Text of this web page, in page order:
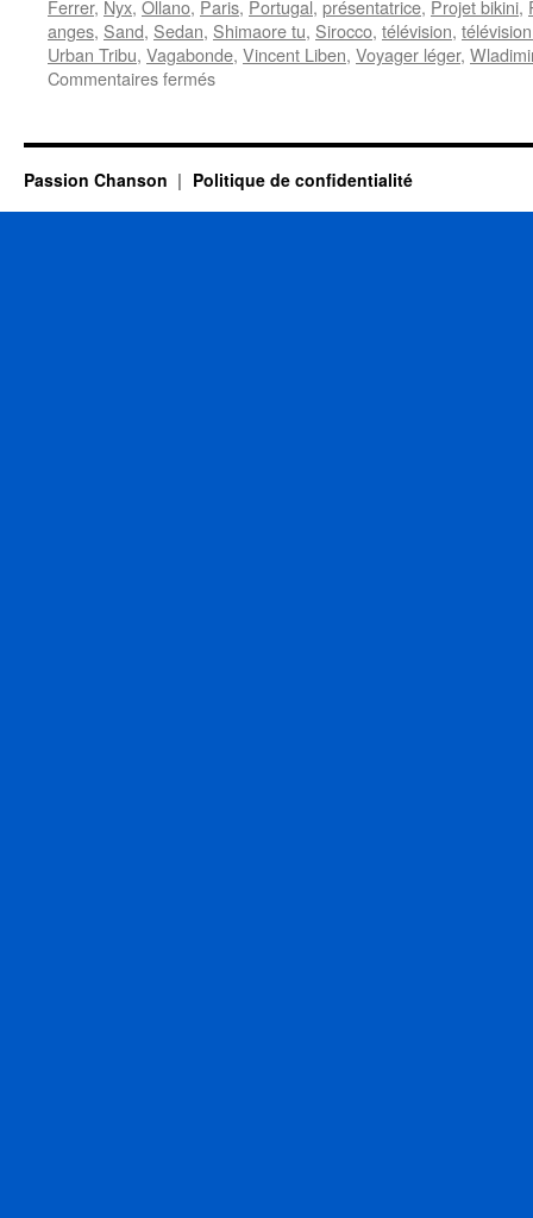
Ferrer, Nyx, Ollano, Paris, Portugal, présentatrice, Projet bikini,
anges, Sand, Sedan, Shimaore tu, Sirocco, télévision,
Urban Tribu, Vagabonde, Vincent Liben, Voyager léger,
Commentaires ferméssur
Passion Chanson Politique de confidentialité